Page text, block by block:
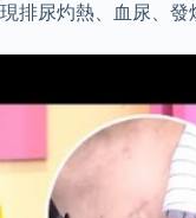
現排尿灼熱、血尿、發